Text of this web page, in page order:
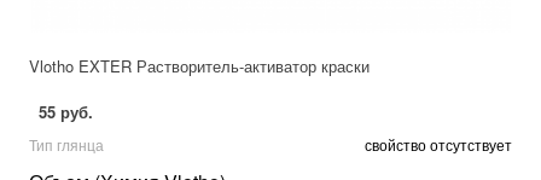
Vlotho EXTER Растворитель-активатор краски
55 руб.
Тип глянца свойство отсутствует